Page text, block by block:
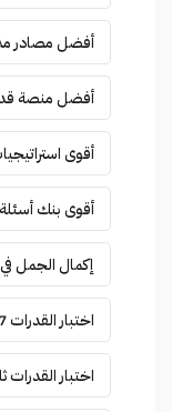
أفضل مصادر
أفضل منصة
أقوى
أقوى بنك
إكمال الجمل
اختبار القدرات 1447
اختبار القدرات